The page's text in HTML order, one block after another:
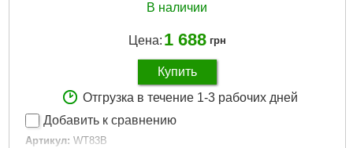
В наличии
Цена: 1 688 грн
Купить
Отгрузка в течение 1-3 рабочих дней
Добавить к сравнению
Артикул: WT83B